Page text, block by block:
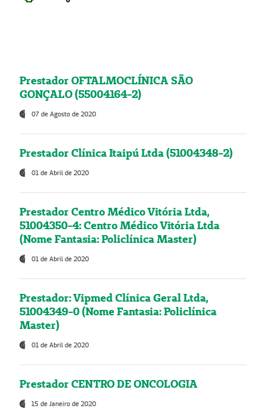
Prestador OFTALMOCLÍNICA SÃO
GONÇALO (55004164-2)
07 de Agosto de 2020
Prestador Clínica Itaipú Ltda (51004348-2)
01 de Abril de 2020
Prestador Centro Médico Vitória Ltda,
51004350-4: Centro Médico Vitória Ltda
(Nome Fantasia: Policlínica Master)
01 de Abril de 2020
Prestador: Vipmed Clínica Geral Ltda,
51004349-0 (Nome Fantasia: Policlínica
Master)
01 de Abril de 2020
Prestador CENTRO DE ONCOLOGIA
15 de Janeiro de 2020